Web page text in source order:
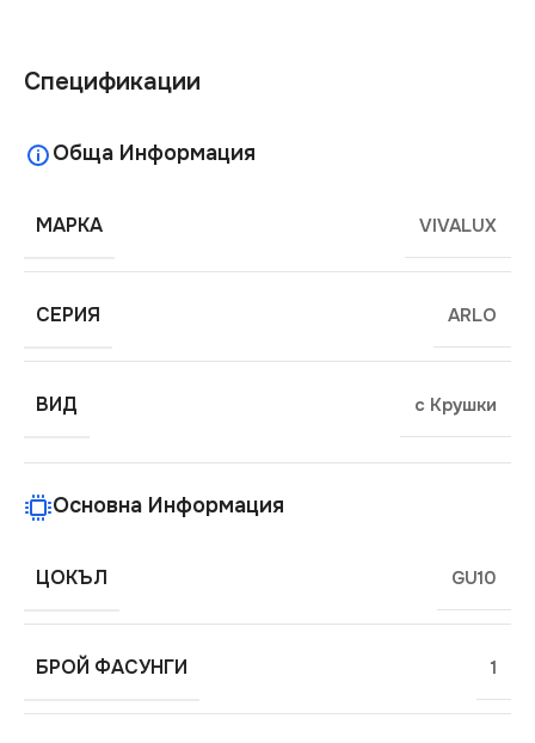
Спецификации
Обща Информация
МАРКА VIVALUX
СЕРИЯ ARLO
ВИД с Крушки
Основна Информация
ЦОКЪЛ GU10
БРОЙ ФАСУНГИ 1